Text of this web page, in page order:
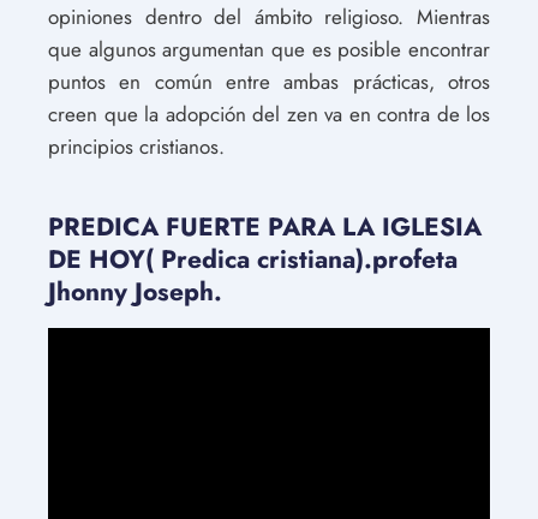
opiniones dentro del ámbito religioso. Mientras
que algunos argumentan que es posible encontrar
puntos en común entre ambas prácticas, otros
creen que la adopción del zen va en contra de los
principios cristianos.
PREDICA FUERTE PARA LA IGLESIA
DE HOY( Predica cristiana).profeta
Jhonny Joseph.